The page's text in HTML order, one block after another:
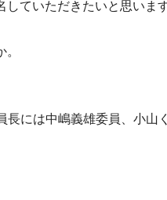
ていただきたいと思います
には中嶋義雄委員、小山